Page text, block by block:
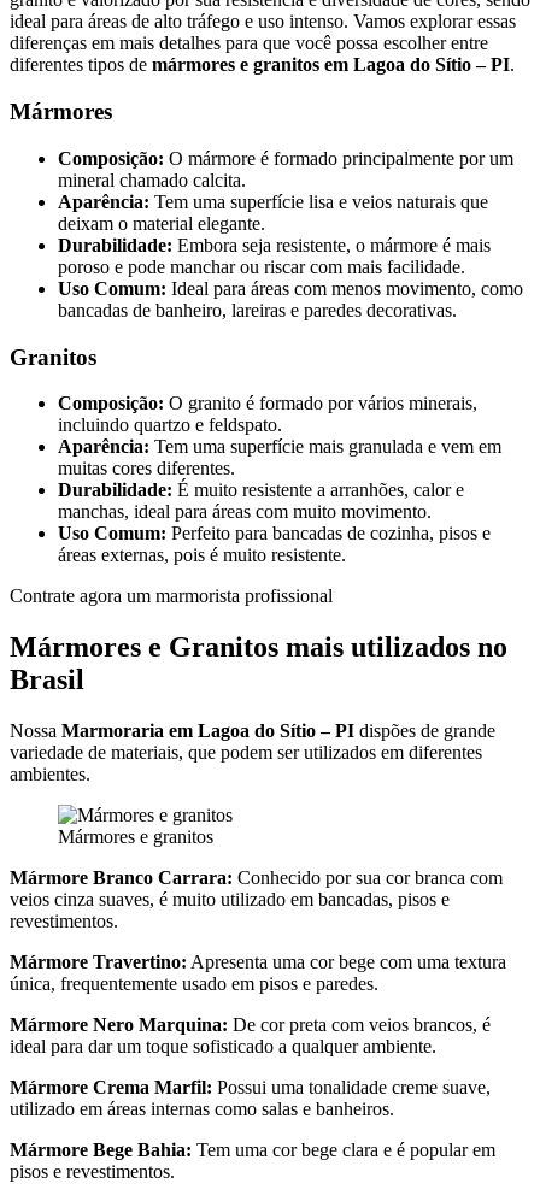
ideal para áreas de alto tráfego e uso intenso. Vamos explorar essas
diferenças em mais detalhes para que você possa escolher entre
diferentes tipos de mármores e granitos em Lagoa do Sítio – PI.
Mármores
Composição: O mármore é formado principalmente por um
mineral chamado calcita.
Aparência: Tem uma superfície lisa e veios naturais que
deixam o material elegante.
Durabilidade: Embora seja resistente, o mármore é mais
poroso e pode manchar ou riscar com mais facilidade.
Uso Comum: Ideal para áreas com menos movimento, como
bancadas de banheiro, lareiras e paredes decorativas.
Granitos
Composição: O granito é formado por vários minerais,
incluindo quartzo e feldspato.
Aparência: Tem uma superfície mais granulada e vem em
muitas cores diferentes.
Durabilidade: É muito resistente a arranhões, calor e
manchas, ideal para áreas com muito movimento.
Uso Comum: Perfeito para bancadas de cozinha, pisos e
áreas externas, pois é muito resistente.
Contrate agora um marmorista profissional
Mármores e Granitos mais utilizados no
Brasil
Nossa Marmoraria em Lagoa do Sítio – PI dispões de grande
variedade de materiais, que podem ser utilizados em diferentes
ambientes.
Mármores e granitos
Mármore Branco Carrara: Conhecido por sua cor branca com
veios cinza suaves, é muito utilizado em bancadas, pisos e
revestimentos.
Mármore Travertino: Apresenta uma cor bege com uma textura
única, frequentemente usado em pisos e paredes.
Mármore Nero Marquina: De cor preta com veios brancos, é
ideal para dar um toque sofisticado a qualquer ambiente.
Mármore Crema Marfil: Possui uma tonalidade creme suave,
utilizado em áreas internas como salas e banheiros.
Mármore Bege Bahia: Tem uma cor bege clara e é popular em
pisos e revestimentos.